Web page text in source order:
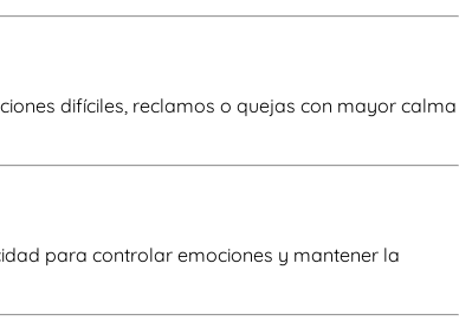
difíciles, reclamos o quejas con mayor calma
para controlar emociones y mantener la